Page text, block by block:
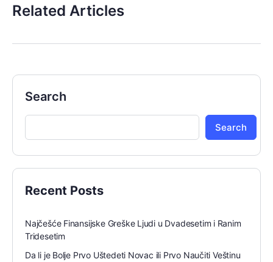
Related Articles
Search
Search
Recent Posts
Najčešće Finansijske Greške Ljudi u Dvadesetim i Ranim
Tridesetim
Da li je Bolje Prvo Uštedeti Novac ili Prvo Naučiti Veštinu